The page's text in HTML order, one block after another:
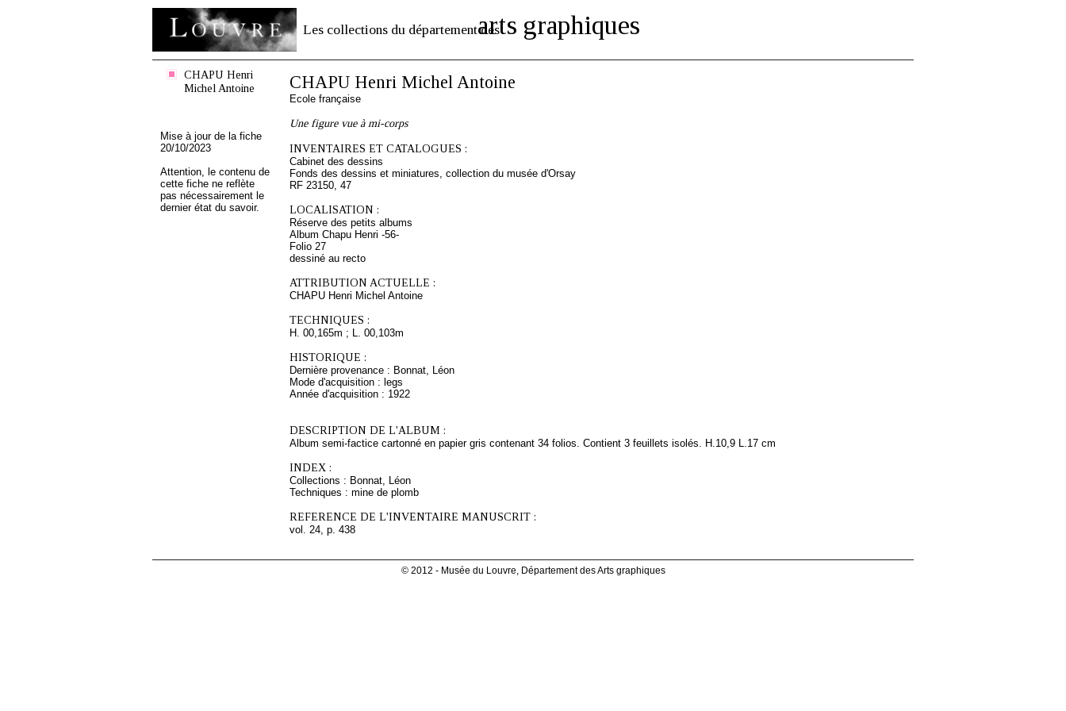
Les collections du département desarts graphiques
CHAPU Henri
Michel Antoine
Mise à jour de la fiche
20/10/2023
Attention, le contenu de
cette fiche ne reflète
pas nécessairement le
dernier état du savoir.
CHAPU Henri Michel Antoine
Ecole française
Une figure vue à mi-corps
INVENTAIRES ET CATALOGUES :
Cabinet des dessins
Fonds des dessins et miniatures, collection du musée d'Orsay
RF 23150, 47
LOCALISATION :
Réserve des petits albums
Album Chapu Henri -56-
Folio 27
dessiné au recto
ATTRIBUTION ACTUELLE :
CHAPU Henri Michel Antoine
TECHNIQUES :
H. 00,165m ; L. 00,103m
HISTORIQUE :
Dernière provenance : Bonnat, Léon
Mode d'acquisition : legs
Année d'acquisition : 1922
DESCRIPTION DE L'ALBUM :
Album semi-factice cartonné en papier gris contenant 34 folios. Contient 3 feuillets isolés. H.10,9 L.17 cm
INDEX :
Collections : Bonnat, Léon
Techniques : mine de plomb
REFERENCE DE L'INVENTAIRE MANUSCRIT :
vol. 24, p. 438
© 2012 - Musée du Louvre, Département des Arts graphiques